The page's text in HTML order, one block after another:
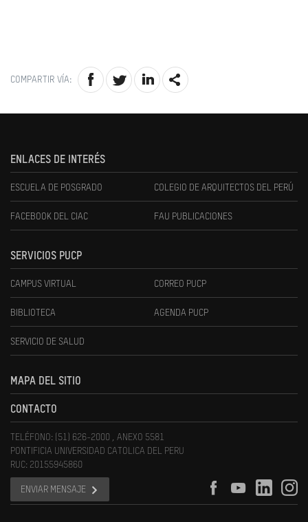
COMPARTIR VÍA:
ENLACES DE INTERÉS
ESCUELA DE POSGRADO COLEGIO DE ARQUITECTOS DEL PERÚ
FACEBOOK DEL CIAC FAU PUBLICACIONES
SERVICIOS PUCP
CAMPUS VIRTUAL CORREO PUCP
BIBLIOTECA AGENDA PUCP
SERVICIO DE SALUD
MAPA DEL SITIO
CONTACTO
TELÉFONO: (51) 626-2000 , ANEXO 5581
PONTIFICIA UNIVERSIDAD CATOLICA DEL PERU
RUC: 20155945860
ENVIAR MENSAJE